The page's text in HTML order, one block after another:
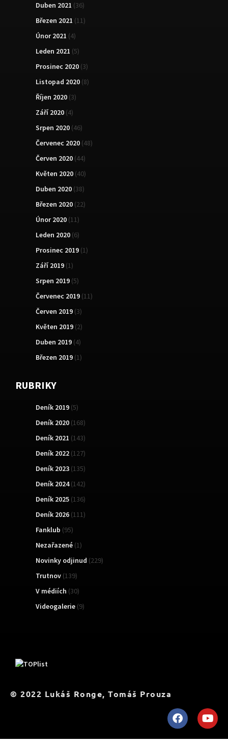
Duben 2021 (36)
Březen 2021 (11)
Únor 2021 (4)
Leden 2021 (5)
Prosinec 2020 (3)
Listopad 2020 (8)
Říjen 2020 (3)
Září 2020 (4)
Srpen 2020 (46)
Červenec 2020 (48)
Červen 2020 (44)
Květen 2020 (40)
Duben 2020 (38)
Březen 2020 (22)
Únor 2020 (11)
Leden 2020 (6)
Prosinec 2019 (1)
Září 2019 (1)
Srpen 2019 (5)
Červenec 2019 (11)
Červen 2019 (3)
Květen 2019 (2)
Duben 2019 (4)
Březen 2019 (1)
RUBRIKY
Deník 2019 (5)
Deník 2020 (168)
Deník 2021 (143)
Deník 2022 (127)
Deník 2023 (135)
Deník 2024(142)
Deník 2025 (136)
Deník 2026 (111)
Fanklub (95)
Nezařazené (1)
Novinky odjinud (229)
Trutnov (139)
V médiích (30)
Videogalerie (9)
© 2022 Lukáš Ronge, Tomáš Prouza